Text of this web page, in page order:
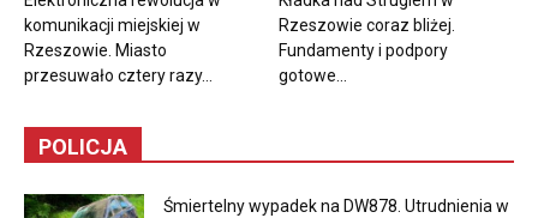
komunikacji miejskiej w
Rzeszowie. Miasto
przesuwało cztery razy...
Rzeszowie coraz bliżej.
Fundamenty i podpory
gotowe...
POLICJA
Śmiertelny wypadek na DW878. Utrudnienia w